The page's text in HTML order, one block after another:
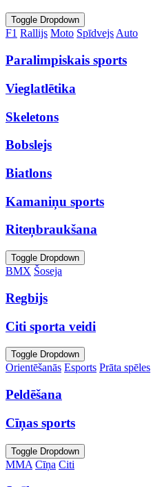
Toggle Dropdown
F1 Rallijs Moto SpīdvejsAuto
Paralimpiskais sports
Vieglatlētika
Skeletons
Bobslejs
Biatlons
Kamaniņu sports
Riteņbraukšana
Toggle Dropdown
BMX Šoseja
Regbijs
Citi sporta veidi
Toggle Dropdown
Orientēšanās Esports Prāta spēles
Peldēšana
Cīņas sports
Toggle Dropdown
MMA Cīņa Citi